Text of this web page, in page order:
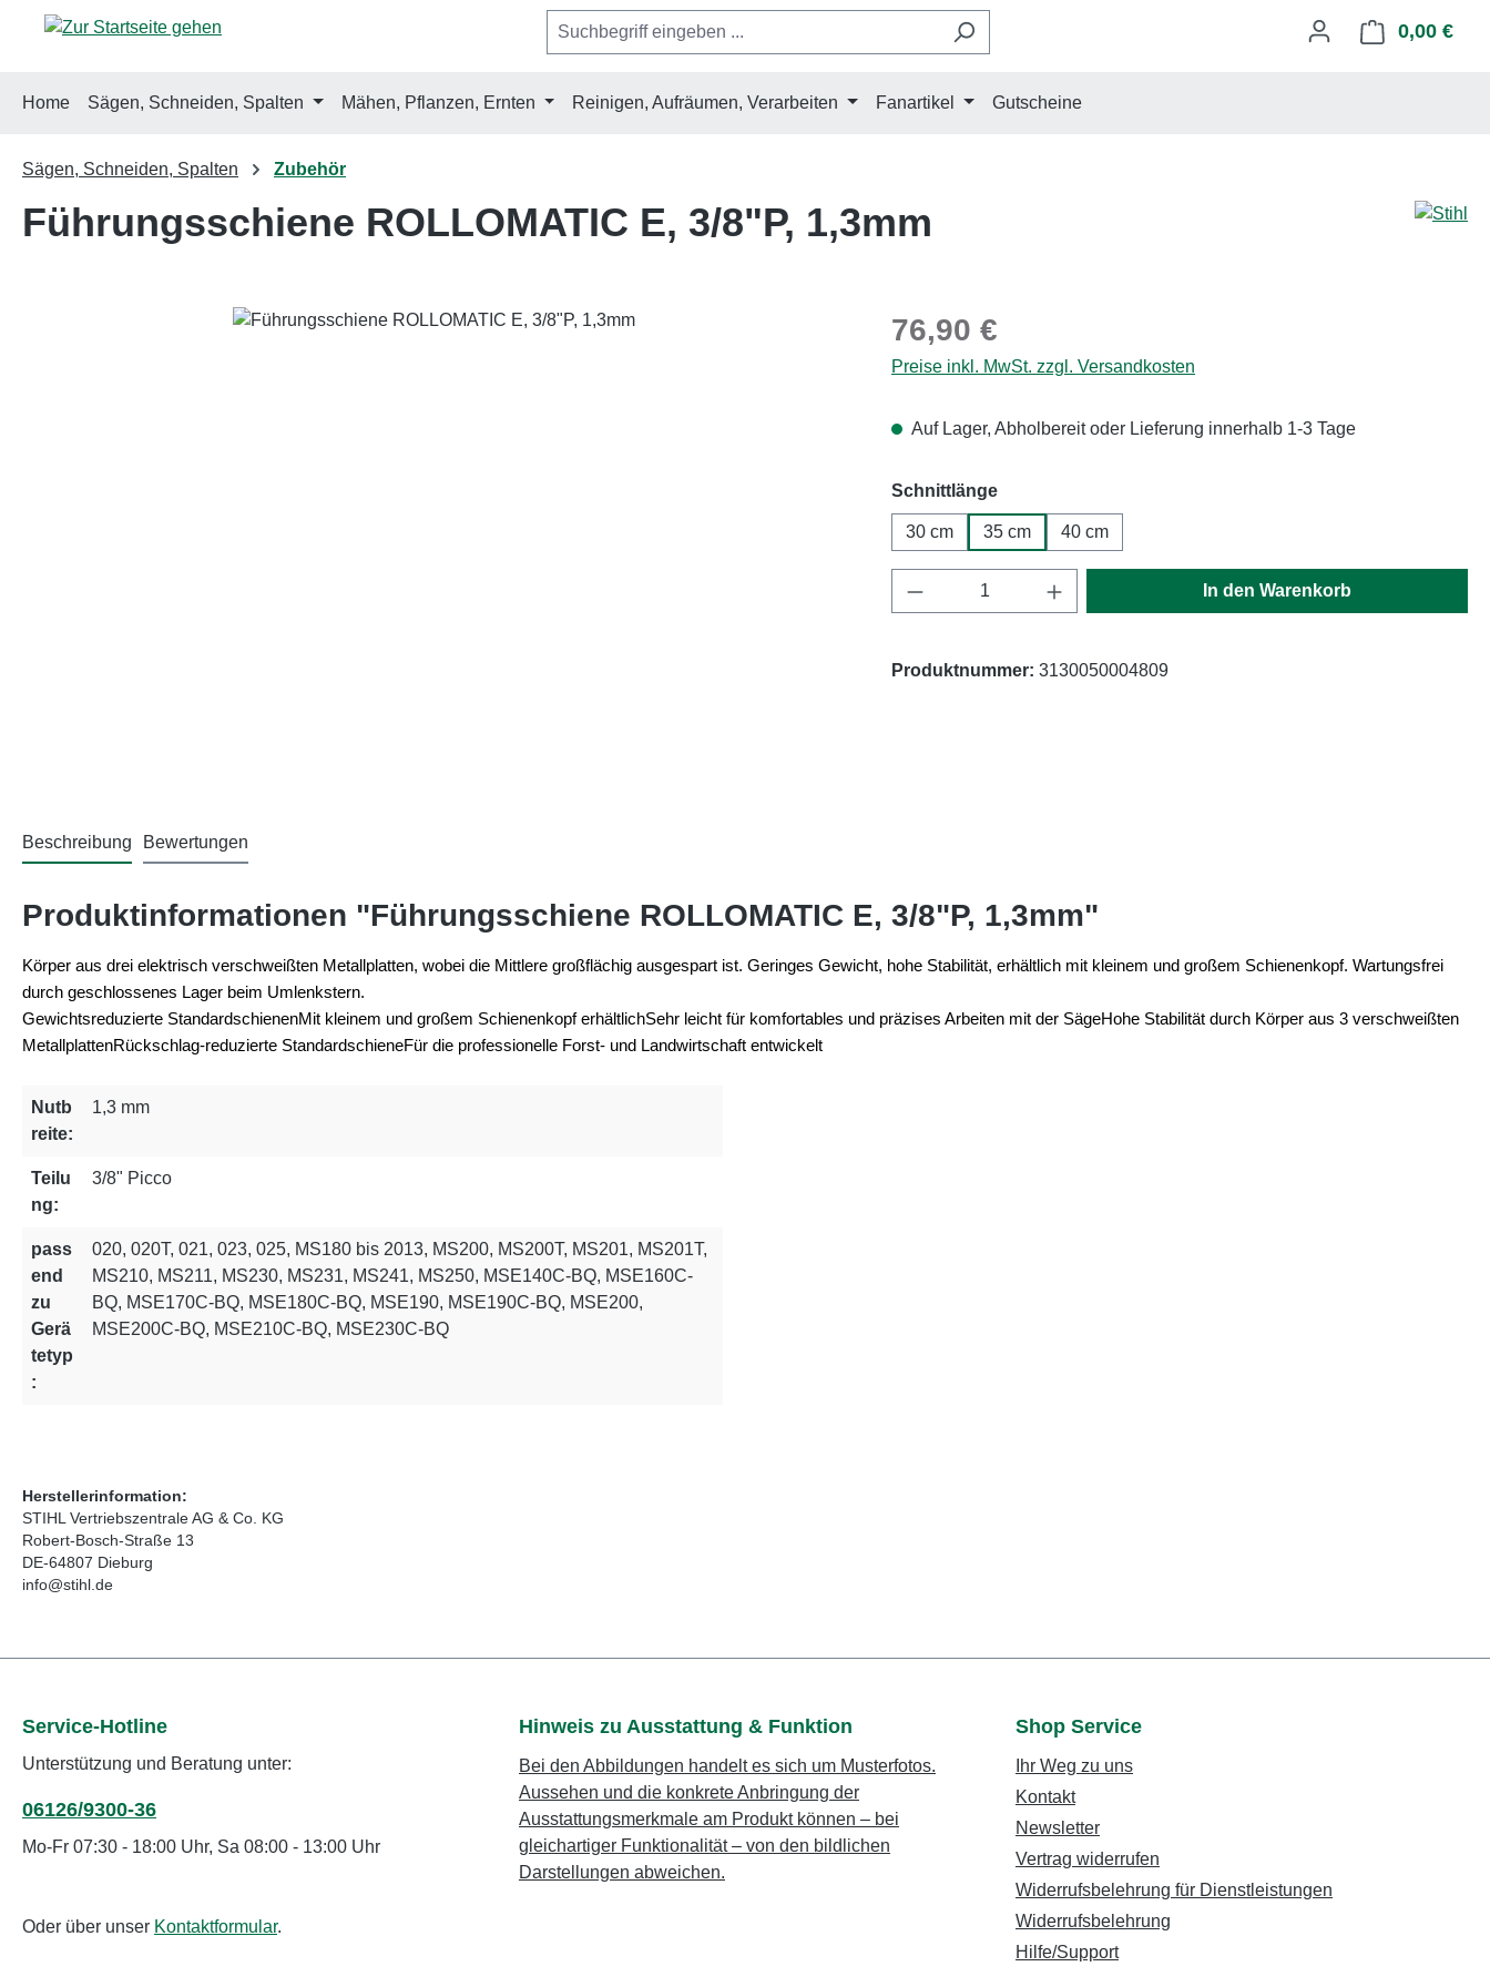
Hauptinhalt springen
Zur Suche springen
Zur Hauptnavigation springen 0,00 €
Home Sägen, Schneiden, Spalten Mähen, Pflanzen, Ernten Reinigen, Aufräumen, Verarbeiten Fanartikel Gutscheine
Sägen, Schneiden, Spalten Zubehör
Führungsschiene ROLLOMATIC E, 3/8"P, 1,3mm
Regulärer Preis:
76,90 €
Preise inkl. MwSt. zzgl. Versandkosten
Auf Lager, Abholbereit oder Lieferung innerhalb 1-3 Tage
Schnittlängeauswählen
30 cm 35 cm 40 cm
Produkt Anzahl: Gib den gewünschten Wert ein
In den Warenkorb
Produktnummer: 3130050004809
Beschreibung Bewertungen
Produktinformationen "Führungsschiene ROLLOMATIC E, 3/8"P, 1,3mm"
Körper aus drei elektrisch verschweißten Metallplatten, wobei die Mittlere großflächig ausgespart ist. Geringes Gewicht, hohe Stabilität, erhältlich mit kleinem und großem Schienenkopf. Wartungsfrei
durch geschlossenes Lager beim Umlenkstern.
Gewichtsreduzierte StandardschienenMit kleinem und großem Schienenkopf erhältlichSehr leicht für komfortables und präzises Arbeiten mit der SägeHohe Stabilität durch Körper aus 3 verschweißten
MetallplattenRückschlag-reduzierte StandardschieneFür die professionelle Forst- und Landwirtschaft entwickelt
Nutb
reite:
1,3 mm
Teilu
ng:
3/8" Picco
pass
end
zu
Gerä
tetyp
:
020, 020T, 021, 023, 025, MS180 bis 2013, MS200, MS200T, MS201, MS201T,
MS210, MS211, MS230, MS231, MS241, MS250, MSE140C-BQ, MSE160C-
BQ, MSE170C-BQ, MSE180C-BQ, MSE190, MSE190C-BQ, MSE200,
MSE200C-BQ, MSE210C-BQ, MSE230C-BQ
Herstellerinformation:
STIHL Vertriebszentrale AG & Co. KG
Robert-Bosch-Straße 13
DE-64807 Dieburg
info@stihl.de
Service-Hotline
Unterstützung und Beratung unter:
06126/9300-36
Mo-Fr 07:30 - 18:00 Uhr, Sa 08:00 - 13:00 Uhr
Oder über unser Kontaktformular.
Hinweis zu Ausstattung & Funktion
Bei den Abbildungen handelt es sich um Musterfotos.
Aussehen und die konkrete Anbringung der
Ausstattungsmerkmale am Produkt können – bei
gleichartiger Funktionalität – von den bildlichen
Darstellungen abweichen.
Shop Service
Ihr Weg zu uns
Kontakt
Newsletter
Vertrag widerrufen
Widerrufsbelehrung für Dienstleistungen
Widerrufsbelehrung
Hilfe/Support